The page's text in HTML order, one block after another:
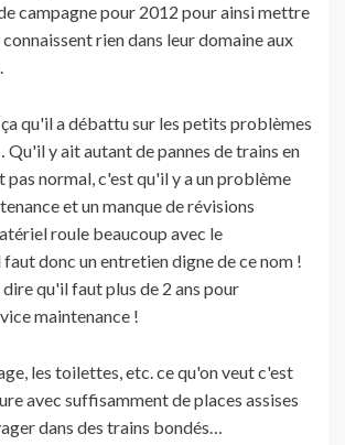
campagne pour 2012 pour ainsi mettre
rien dans leur domaine aux
qu'il a débattu sur les petits problèmes
Qu'il y ait autant de pannes de trains en
pas normal, c'est qu'il y a un problème
et un manque de révisions
roule beaucoup avec le
donc un entretien digne de ce nom !
dire qu'il faut plus de 2 ans pour
maintenance !
les toilettes, etc. ce qu'on veut c'est
avec suffisamment de places assises
dans des trains bondés…